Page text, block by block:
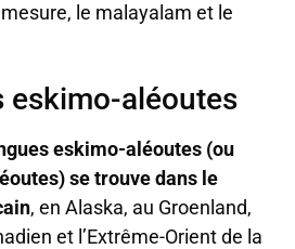
le malayalam et le
eskimo-aléoutes
eskimo-aléoutes (ou
se trouve dans le
, en Alaska, au Groenland,
et l’Extrême-Orient de la